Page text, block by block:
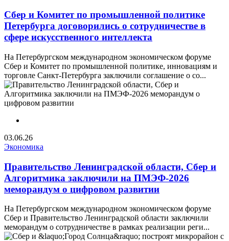
Сбер и Комитет по промышленной политике
Петербурга договорились о сотрудничестве в
сфере искусственного интеллекта
На Петербургском международном экономическом форуме
Сбер и Комитет по промышленной политике, инновациям и
торговле Санкт-Петербурга заключили соглашение о со...
03.06.26
Экономика
Правительство Ленинградской области, Сбер и
Алгоритмика заключили на ПМЭФ-2026
меморандум о цифровом развитии
На Петербургском международном экономическом форуме
Сбер и Правительство Ленинградской области заключили
меморандум о сотрудничестве в рамках реализации реги...